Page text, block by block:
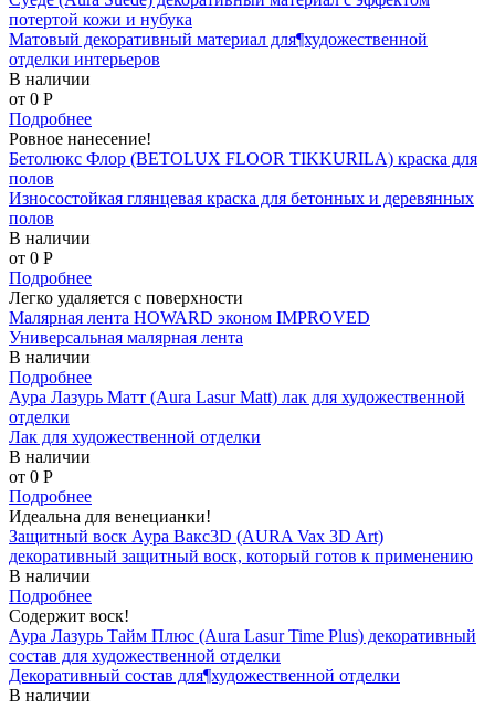
потертой кожи и нубука
Матовый декоративный материал для¶художественной
отделки интерьеров
В наличии
от 0 P
Подробнее
Ровное нанесение!
Бетолюкс Флор (BETOLUX FLOOR TIKKURILA) краска для
полов
Износостойкая глянцевая краска для бетонных и деревянных
полов
В наличии
от 0 P
Подробнее
Легко удаляется с поверхности
Малярная лента HOWARD эконом IMPROVED
Универсальная малярная лента
В наличии
Подробнее
Аура Лазурь Матт (Aura Lasur Matt) лак для художественной
отделки
Лак для художественной отделки
В наличии
от 0 P
Подробнее
Идеальна для венецианки!
Защитный воск Аура Вакс3D (AURA Vax 3D Art)
декоративный защитный воск, который готов к применению
В наличии
Подробнее
Содержит воск!
Аура Лазурь Тайм Плюс (Aura Lasur Time Plus) декоративный
состав для художественной отделки
Декоративный состав для¶художественной отделки
В наличии